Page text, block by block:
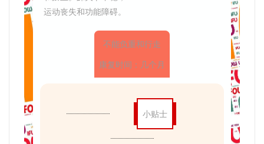
运动丧失和功能障碍。
不能负重和行走
康复时间：几个月
小贴士